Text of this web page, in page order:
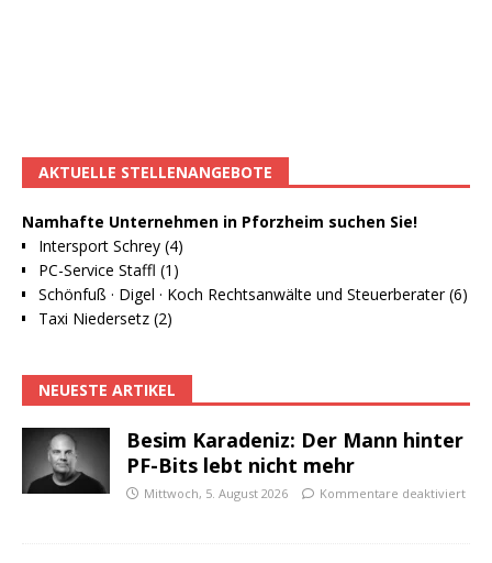
AKTUELLE STELLENANGEBOTE
Namhafte Unternehmen in Pforzheim suchen Sie!
Intersport Schrey (4)
PC-Service Staffl (1)
Schönfuß · Digel · Koch Rechtsanwälte und Steuerberater (6)
Taxi Niedersetz (2)
NEUESTE ARTIKEL
Besim Karadeniz: Der Mann hinter
PF-Bits lebt nicht mehr
Mittwoch, 5. August 2026 Kommentare deaktiviert